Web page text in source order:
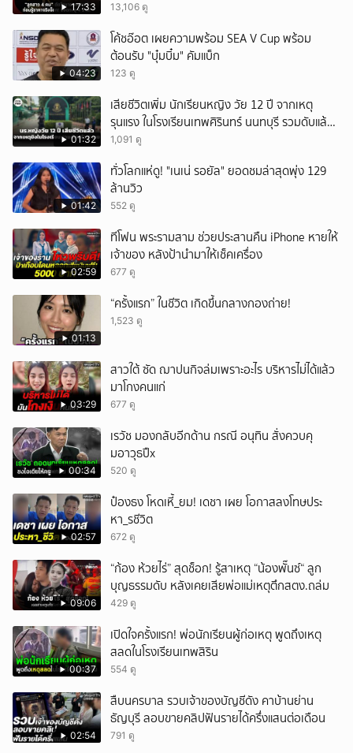
17:33 13,106 ดู
04:23
โค้ชอ๊อต เผยความพร้อม SEA V Cup พร้อม
ต้อนรับ "บุ๋มบิ๋ม" คัมแบ็ก
123 ดู
01:32
เสียชีวิตเพิ่ม นักเรียนหญิง วัย 12 ปี จากเหตุ
รุนแรง ในโรงเรียนเทพศิรินทร์ นนทบุรี รวมดับแล้ว
9 ราย
1,091 ดู
01:42
ทั่วโลกแห่ดู! "เนเน่ รอยัล" ยอดชมล่าสุดพุ่ง 129
ล้านวิว
552 ดู
02:59
ทีโฟน พระรามสาม ช่วยประสานคืน iPhone หายให้
เจ้าของ หลังป้านำมาให้เช็คเครื่อง
677 ดู
01:13
“ครั้งแรก” ในชีวิต เกิดขึ้นกลางกองถ่าย!
1,523 ดู
03:29
สาวใต้ ซัด ฌาปนกิจล่มเพราะอะไร บริหารไม่ได้แล้ว
มาโกงคนแก่
677 ดู
00:34
เรวัช มองกลับอีกด้าน กรณี อนุทิน สั่งควบคุ
มอาวุธปืx
520 ดู
02:57
ป๋องธง โหดเหี้_ยม! เดชา เผย โอกาสลงโทษประ
หา_รชีวิต
672 ดู
09:06
“ก้อง ห้วยไร่” สุดช็อก! รู้สาเหตุ “น้องพั๊นซ์“ ลูก
บุญธรรมดับ หลังเคยเสียพ่อแม่เหตุตึกสตง.ถล่ม
429 ดู
00:37
เปิดใจครั้งแรก! พ่อนักเรียนผู้ก่อเหตุ พูดถึงเหตุ
สลดในโรงเรียนเทพสิริน
554 ดู
02:54
สืบนครบาล รวบเจ้าของบัญชีดัง คาบ้านย่าน
ธัญบุรี ลอบขายคลิปฟันรายได้ครึ่งแสนต่อเดือน
791 ดู